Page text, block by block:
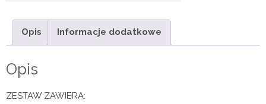
kieszeniowym
Opis Informacje dodatkowe
Opis
ZESTAW ZAWIERA: